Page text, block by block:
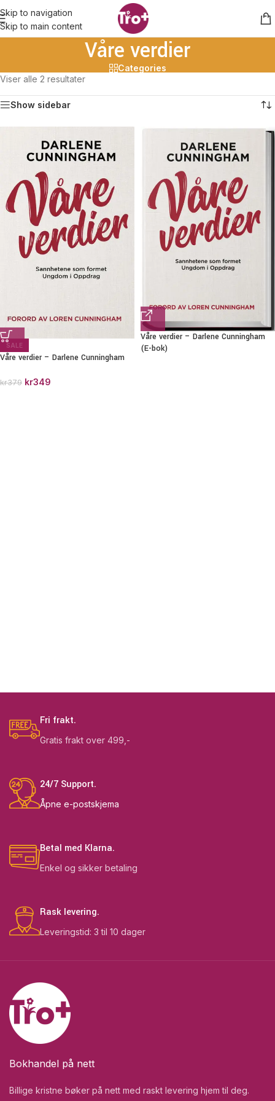
Skip to navigation
Skip to main content
Våre verdier
Categories
Viser alle 2 resultater
Show sidebar
SALE
Våre verdier – Darlene Cunningham
kr379 kr349
Våre verdier – Darlene Cunningham
(E-bok)
Fri frakt.
Gratis frakt over 499,-
24/7 Support.
Åpne e-postskjema
Betal med Klarna.
Enkel og sikker betaling
Rask levering.
Leveringstid: 3 til 10 dager
Bokhandel på nett
Billige kristne bøker på nett med raskt levering hjem til deg.